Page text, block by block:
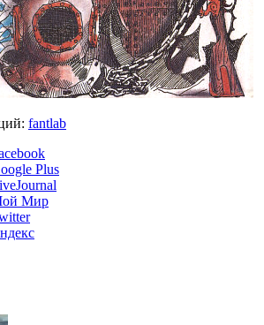
fantlab